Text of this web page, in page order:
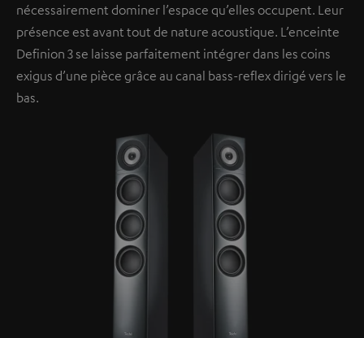
nécessairement dominer l’espace qu’elles occupent. Leur
présence est avant tout de nature acoustique. L’enceinte
Definion 3 se laisse parfaitement intégrer dans les coins
exigus d’une pièce grâce au canal bass-reflex dirigé vers le
bas.